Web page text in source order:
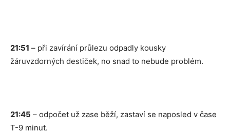
21:51 – při zavírání průlezu odpadly kousky
žáruvzdorných destiček, no snad to nebude problém.
21:45 – odpočet už zase běží, zastaví se naposled v čase
T-9 minut.